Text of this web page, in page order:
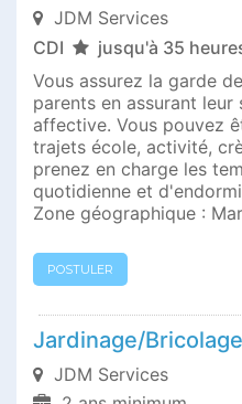
JDM Services
CDI
jusqu'à 35
Vous assurez la garde
parents en assurant
affective. Vous pouvez
trajets école, activité,
prenez en charge les
quotidienne et
Zone géographique :
POSTULER
Jardinage/
JDM Services